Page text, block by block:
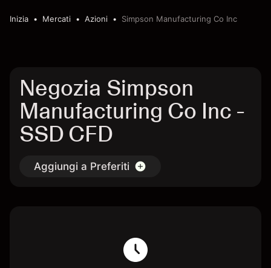
Inizia Mercati Azioni Simpson Manufacturing Co Inc
Negozia Simpson
Manufacturing Co Inc -
SSD CFD
Aggiungi a Preferiti